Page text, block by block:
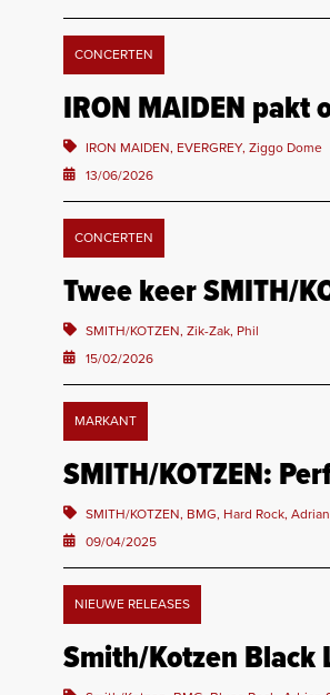
CONCERTEN
IRON MAIDEN pakt
IRON MAIDEN, EVERGREY, Ziggo Dome
13/06/2026
CONCERTEN
Twee keer SMITH/
SMITH/KOTZEN, Zik-Zak, Phil
15/02/2026
MARKANT
SMITH/KOTZEN:
SMITH/KOTZEN, BMG, Hard Rock,
09/04/2025
NIEUWE RELEASES
Smith/Kotzen Black